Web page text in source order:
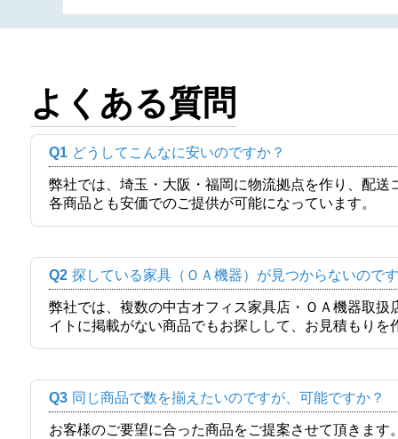
よくある質問
Q1 どうしてこんなに安いのですか？
弊社では、埼玉・大阪・福岡に物流拠点を作り、配
各商品とも安価でのご提供が可能になっています。
Q2 探している家具（ＯＡ機器）が見つからないので
弊社では、複数の中古オフィス家具店・ＯＡ機器取
イトに掲載がない商品でもお探しして、お見積もりを
Q3 同じ商品で数を揃えたいのですが、可能ですか？
お客様のご要望に合った商品をご提案させて頂きま